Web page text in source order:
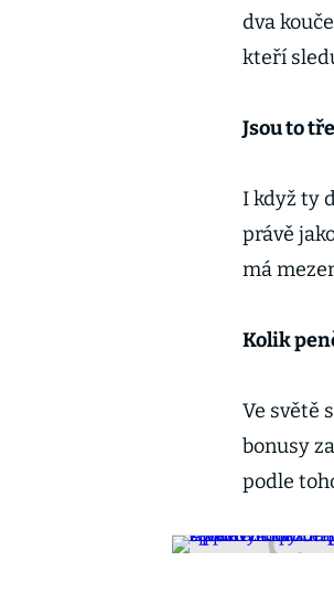
dva
kteří
Jsou to
I když ty
právě
má
Kolik
Ve světě
bonusy
podle